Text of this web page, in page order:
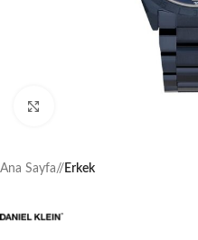
Ana Sayfa/ Erkek